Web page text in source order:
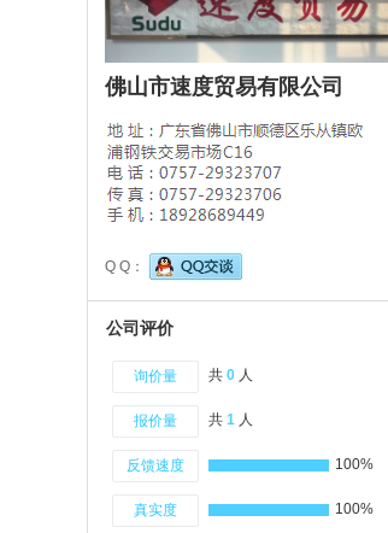
佛山市速度贸易有限公司
Q Q：
公司评价
询价量 共 0 人
报价量 共 1 人
反馈速度 100%
真实度 100%